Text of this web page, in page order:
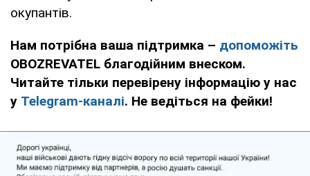
окупантів.
Нам потрібна ваша підтримка – допоможіть
OBOZREVATEL благодійним внеском.
Читайте тільки перевірену інформацію у нас
у Telegram-каналі. Не ведіться на фейки!